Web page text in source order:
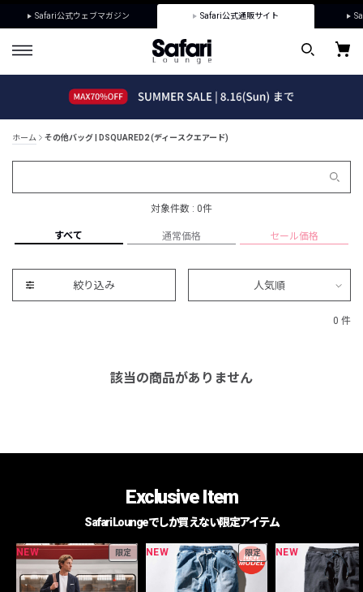
Safari公式ウェブマガジン Safari公式通販サイト
ホーム その他バッグ | DSQUARED2 (ディースクエアード)
対象件数 : 0件
すべて 通常価格 セール価格
絞り込み 人気順
0 件
該当の商品がありません
Exclusive Item
Safari Loungeでしか買えない限定アイテム
NEW 限定 NEW 限定 NEW